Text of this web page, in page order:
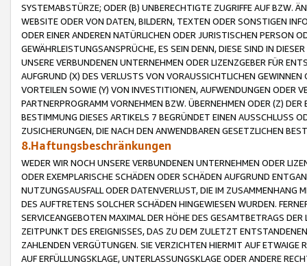
SYSTEMABSTÜRZE; ODER (B) UNBERECHTIGTE ZUGRIFFE AUF BZW.
WEBSITE ODER VON DATEN, BILDERN, TEXTEN ODER SONSTIGEN
ODER EINER ANDEREN NATÜRLICHEN ODER JURISTISCHEN PERSON
GEWÄHRLEISTUNGSANSPRÜCHE, ES SEIN DENN, DIESE SIND IN
UNSERE VERBUNDENEN UNTERNEHMEN ODER LIZENZGEBER FÜR
AUFGRUND (X) DES VERLUSTS VON VORAUSSICHTLICHEN
VORTEILEN SOWIE (Y) VON INVESTITIONEN, AUFWENDUNGEN ODER
PARTNERPROGRAMM VORNEHMEN BZW. ÜBERNEHMEN ODER (Z)
BESTIMMUNG DIESES ARTIKELS 7 BEGRÜNDET EINEN AUSSCHLUSS
ZUSICHERUNGEN, DIE NACH DEN ANWENDBAREN GESETZLICHEN
8.Haftungsbeschränkungen
WEDER WIR NOCH UNSERE VERBUNDENEN UNTERNEHMEN ODER
ODER EXEMPLARISCHE SCHÄDEN ODER SCHÄDEN AUFGRUND
NUTZUNGSAUSFALL ODER DATENVERLUST, DIE IM ZUSAMMENHANG
DES AUFTRETENS SOLCHER SCHÄDEN HINGEWIESEN WURDEN.
SERVICEANGEBOTEN MAXIMAL DER HÖHE DES GESAMTBETRAGS
ZEITPUNKT DES EREIGNISSES, DAS ZU DEM ZULETZT
ZAHLENDEN VERGÜTUNGEN. SIE VERZICHTEN HIERMIT AUF
AUF ERFÜLLUNGSKLAGE, UNTERLASSUNGSKLAGE ODER ANDERE